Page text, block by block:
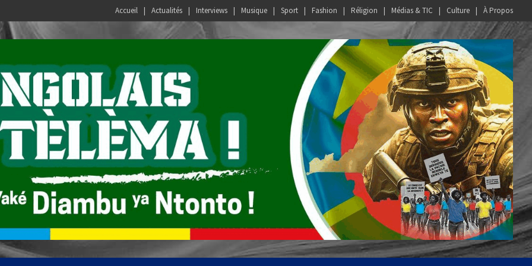
Accueil Actualités Interviews Musique Sport Fashion Réligion Médias & TIC Culture À Propos